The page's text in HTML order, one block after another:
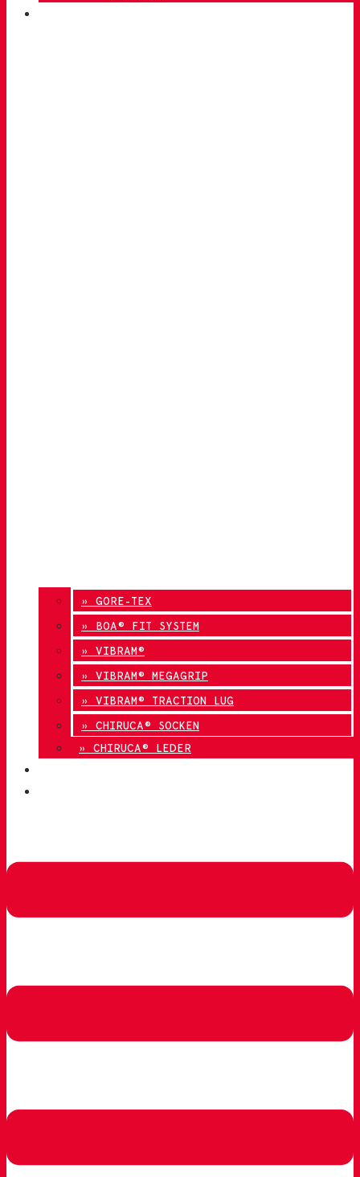
» GORE-TEX
» BOA® FIT SYSTEM
» VIBRAM®
» VIBRAM® MEGAGRIP
» VIBRAM® TRACTION LUG
» CHIRUCA® SOCKEN
» CHIRUCA® LEDER